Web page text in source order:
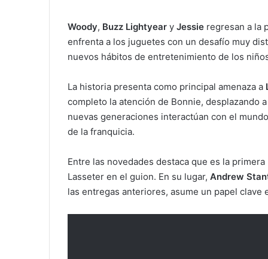
Woody, Buzz Lightyear yJessie regresan a la
enfrenta a los juguetes con un desafío muy
nuevos hábitos de entretenimiento de los
La historia presenta como principal amenaza a
completo la atención de Bonnie, desplazando
nuevas generaciones interactúan con el
de la franquicia.
Entre las novedades destaca que es la
Lasseter en el guion. En su lugar,Andrew
las entregas anteriores, asume un papel clave